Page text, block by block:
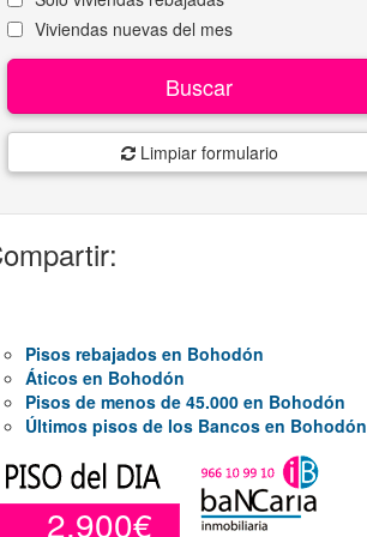
Viviendas nuevas del mes
Buscar
Limpiar formulario
Pisos rebajados en Bohodón
Áticos en Bohodón
Pisos de menos de 45.000 en Bohodón
Últimos pisos de los Bancos en Bohodón
2.900€